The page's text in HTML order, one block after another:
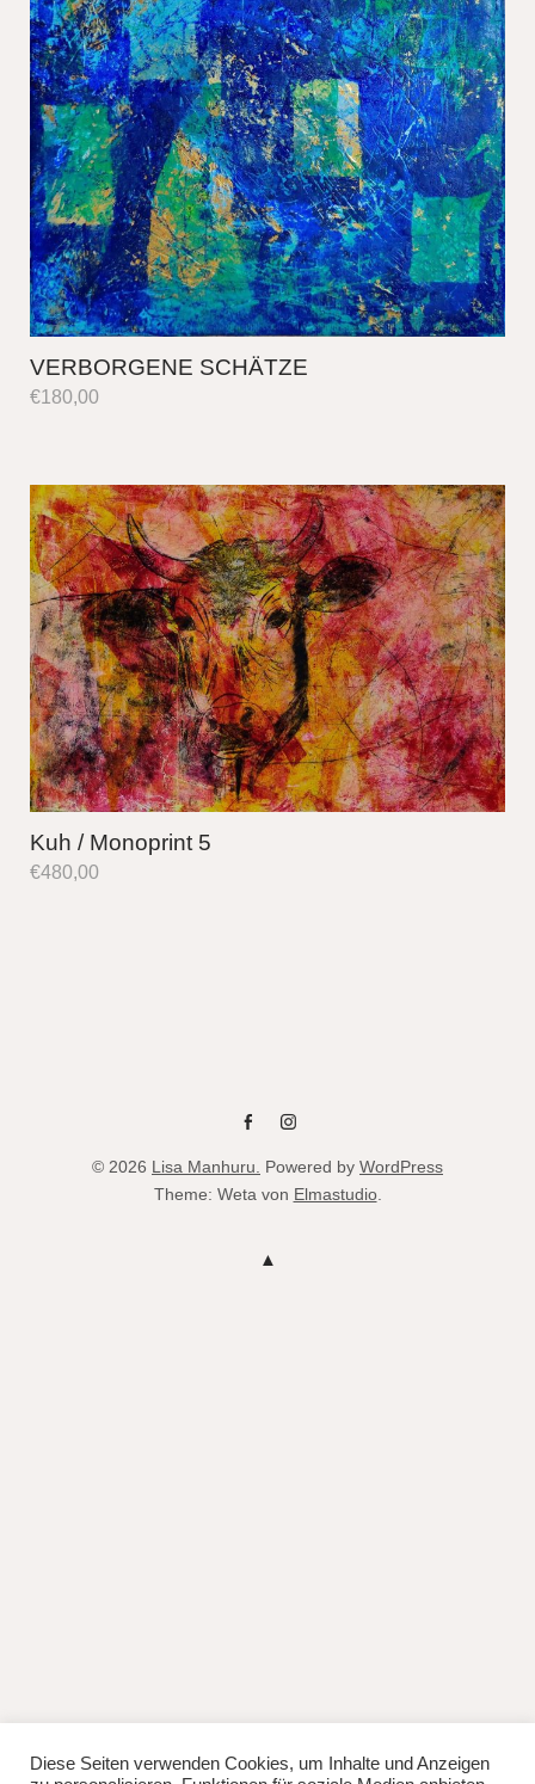
VERBORGENE SCHÄTZE
€180,00
Kuh / Monoprint 5
€480,00
fb instag
© 2026 Lisa Manhuru. Powered by WordPress
Theme: Weta von Elmastudio.
Diese Seiten verwenden Cookies, um Inhalte und Anzeigen